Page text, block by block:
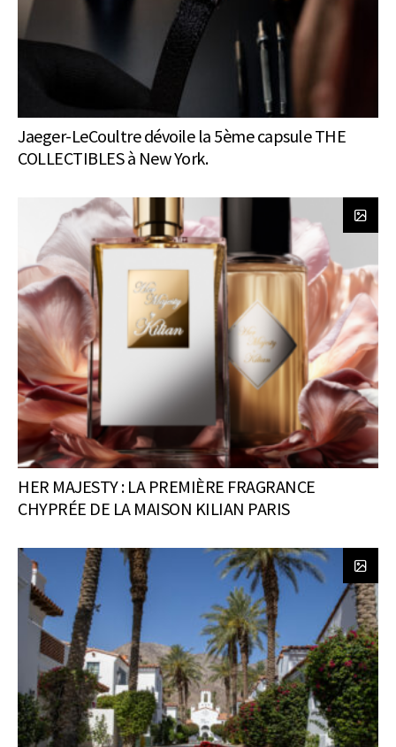
Jaeger-LeCoultre dévoile la 5ème capsule THE
COLLECTIBLES à New York.
HER MAJESTY : LA PREMIÈRE FRAGRANCE
CHYPRÉE DE LA MAISON KILIAN PARIS